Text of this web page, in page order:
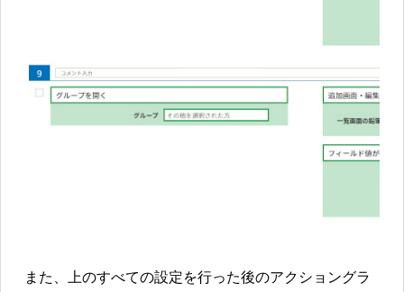
また、上のすべての設定を行った後のアクショングラ